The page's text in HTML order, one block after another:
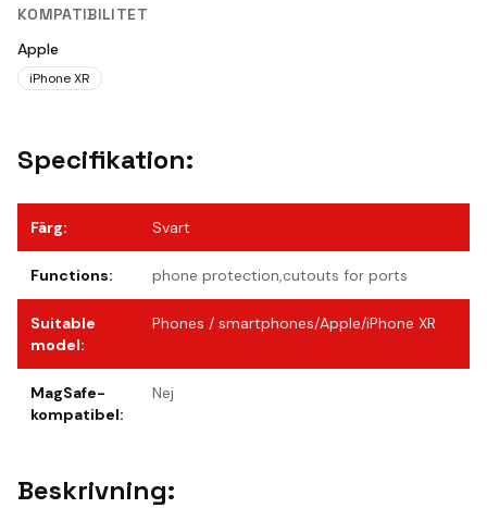
KOMPATIBILITET
Apple
iPhone XR
Specifikation:
Färg: Svart
Functions: phone protection,cutouts for ports
Suitable
model:
Phones / smartphones/Apple/iPhone XR
MagSafe-
kompatibel:
Nej
Beskrivning: